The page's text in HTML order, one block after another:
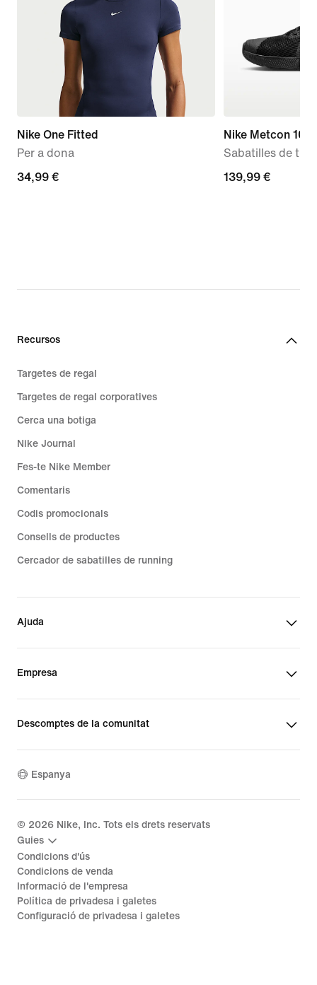
Nike One Fitted
Per a dona
34,99 €
34,99 €
Nike Metcon 10
Sabatilles de
139,99 €
139,99 €
Recursos
Targetes de regal
Targetes de regal corporatives
Cerca una botiga
Nike Journal
Fes-te Nike Member
Comentaris
Codis promocionals
Consells de productes
Cercador de sabatilles de running
Ajuda
Empresa
Descomptes de la comunitat
Espanya
© 2026 Nike, Inc. Tots els drets reservats
Guies
Condicions d'ús
Condicions de venda
Informació de l'empresa
Política de privadesa i galetes
Configuració de privadesa i galetes